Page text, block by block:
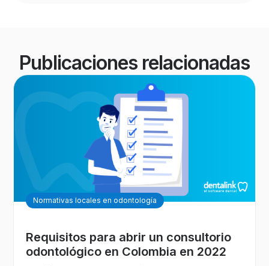
Publicaciones relacionadas
Normativas locales en odontología
Requisitos para abrir un consultorio
odontológico en Colombia en 2022